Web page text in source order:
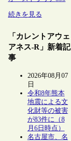
続きを見る
「カレントアウェ
アネス-R」新着記
事
2026年08月07
日
令和8年熊本
地震による文
化財等の被害
が83件に（8
月6日時点）
名古屋市、名